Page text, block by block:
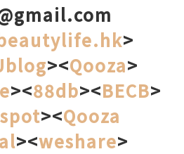
>
><Qooza>
><88db><BECB>
><Qooza
><weshare>